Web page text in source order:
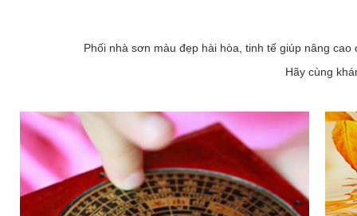
Phối nhà sơn màu đẹp hài hòa, tinh tế giúp nâng
Hãy cùng